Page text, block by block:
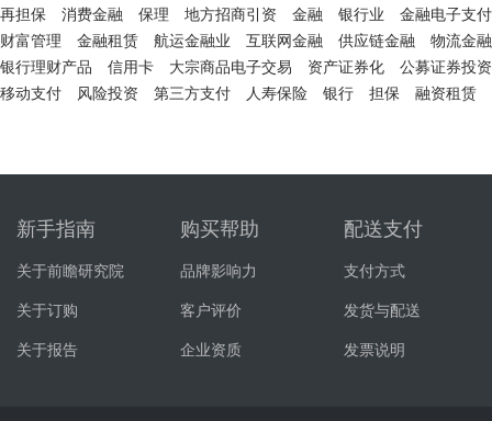
再担保
消费金融 保理 地方招商引资 金融 银行业
金融电子支
财富管理
金融租赁 航运金融业 互联网金融 供应链金融
物流金融
银行理财产品
信用卡 大宗商品电子交易 资产证券化
公募证券投
移动支付
风险投资 第三方支付 人寿保险 银行 担保 融资租赁
新手指南
关于前瞻研究院
关于订购
关于报告
购买帮助
品牌影响力
客户评价
企业资质
配送支付
支付方式
发货与配送
发票说明